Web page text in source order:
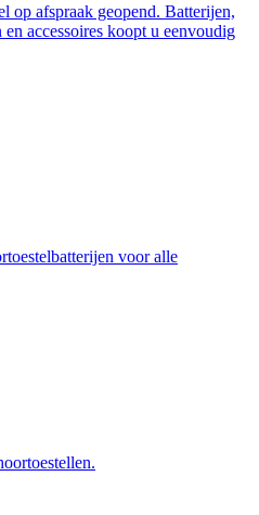
op afspraak geopend. Batterijen,
accessoires koopt u eenvoudig
voor alle